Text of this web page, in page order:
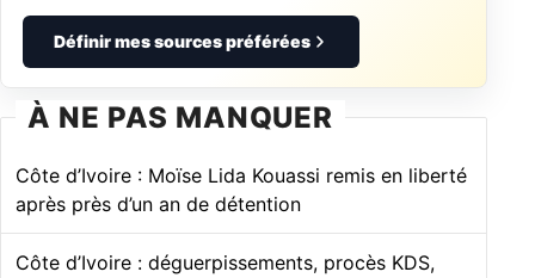
Définir mes sources préférées
À NE PAS MANQUER
Côte d’Ivoire : Moïse Lida Kouassi remis en liberté
après près d’un an de détention
Côte d’Ivoire : déguerpissements, procès KDS,